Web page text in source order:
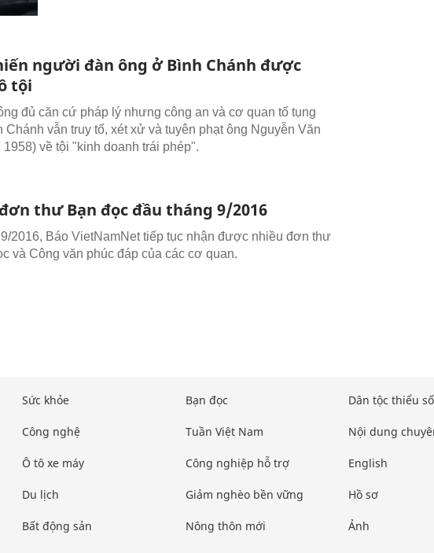
người đàn ông ở Bình Chánh được
tội
đủ căn cứ pháp lý nhưng công an và cơ quan tố tụng
Chánh vẫn truy tố, xét xử và tuyên phạt ông Nguyễn Văn
về tội "kinh doanh trái phép".
thư Bạn đọc đầu tháng 9/2016
2016, Báo VietNamNet tiếp tục nhận được nhiều đơn thư
và Công văn phúc đáp của các cơ quan.
Sức khỏe
Công nghệ
Ô tô xe máy
Du lịch
Bất động sản
Bạn đọc
Tuần Việt Nam
Công nghiệp hỗ trợ
Giảm nghèo bền vững
Nông thôn mới
Dân tộc thiểu
Nội dung
English
Hồ sơ
Ảnh